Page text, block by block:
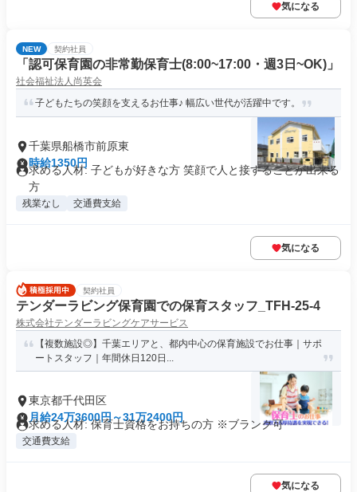
気になる
NEW 契約社員
「認可保育園の非常勤保育士(8:00~17:00・週3日~OK)」
社会福祉法人尚英会
子どもたちの笑顔を支えるお仕事♪ 幅広い世代が活躍中です。
千葉県船橋市前原東
時給1350円
求める人材: 子どもが好きな方 笑顔で人と接することが出来る
方
残業なし 交通費支給
気になる
契約社員
テンダーラビング保育園での保育スタッフ_TFH-25-4
株式会社テンダーラビングケアサービス
【複数施設◎】千葉エリアと、都内中心の保育施設でお仕事｜サポ
ートスタッフ｜年間休日120日...
東京都千代田区
月給24万3600円～31万2400円
求める人材: 保育士資格をお持ちの方 ※ブランク可
交通費支給
気になる